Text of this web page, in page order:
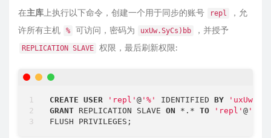
在主库上执行以下命令，创建一个用于同步的账号 repl
，允
许所有主机
% 可访问，密码为 uxUw.SyCs)bb ，并授予
REPLICATION SLAVE 权限，最后刷新权限:
CREATE USER 'repl' @ '%' IDENTIFIED BY
GRANT REPLICATION SLAVE ON * . * TO 'repl' @ '%'